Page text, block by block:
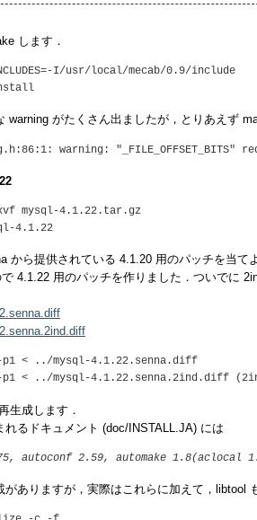
します．
I/usr/local/mecab/0.9/include
warning がたくさん出ましたが，とりあえず
warning: "_FILE_OFFSET_BITS"
mysql-4.1.22.tar.gz
4.1.22
から提供されている 4.1.20 用のパッチを当
4.1.22 用のパッチを作りました．ついでに
< ../mysql-4.1.22.senna.diff
< ../mysql-4.1.22.senna.2ind.diff (2ind
生成します．
れるドキュメント (doc/INSTALL.JA) には
autoconf 2.59, automake 1.8(aclocal
がありますが，実際はこれらに加えて，libtool